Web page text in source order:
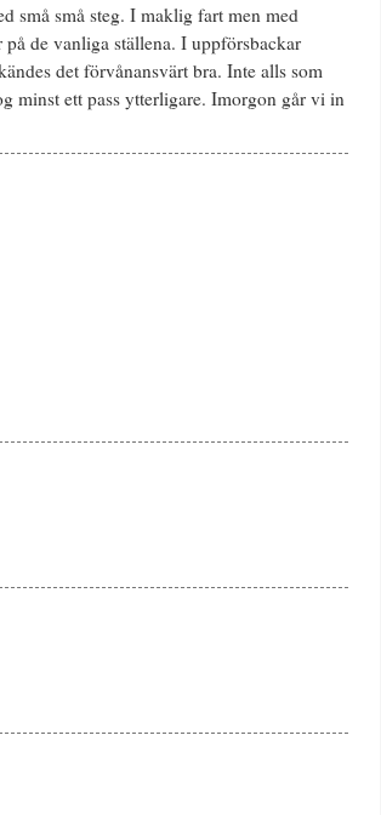
små små steg. I maklig fart men med
de vanliga ställena. I uppförsbackar
det förvånansvärt bra. Inte alls som
minst ett pass ytterligare. Imorgon går vi in